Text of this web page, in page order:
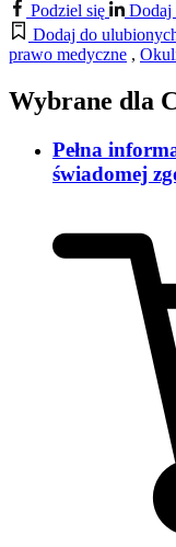
Podziel się
Dodaj
Dodaj do
prawo medyczne ,
Wybrane dla
Pełna
świadomej